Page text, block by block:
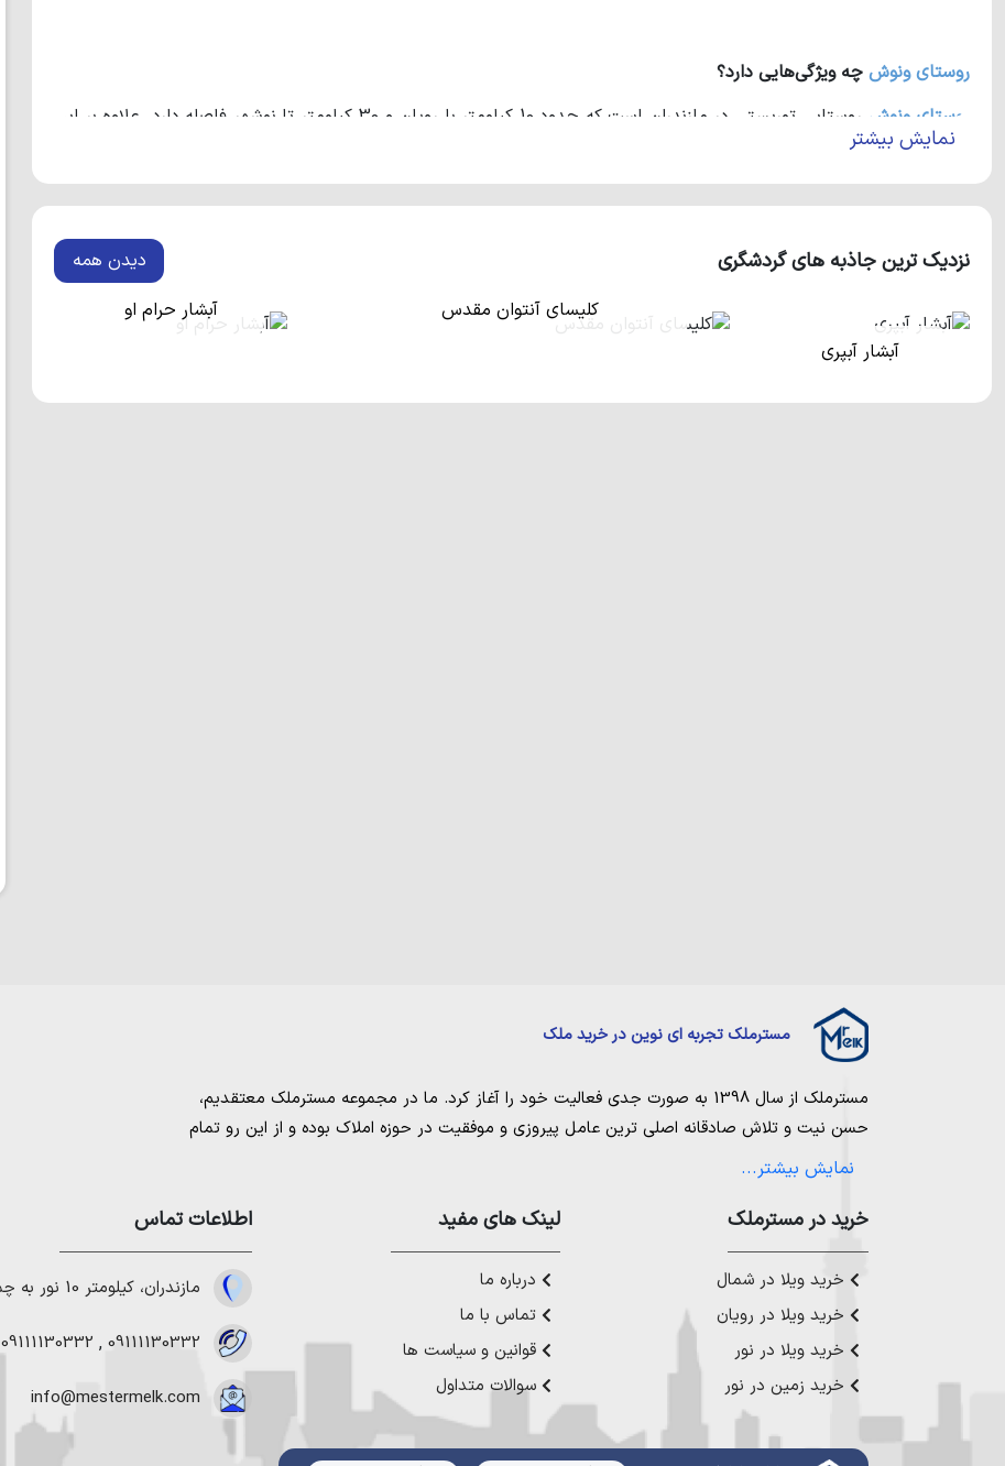
روستای ونوش چه ویژگی‌هایی دارد؟
روستای ونوش
روستایی توریستی در مازندران است که حدود 10 کیلومتر با رویان و 30 کیلومتر تا نوشهر فاصله دارد. علاوه بر این
باید بدانید که روستاهای وازیواز، حسن آباد و رویان در همسایگی این روستا واقع شده‌اند.
می‌توان به آبشار ونوش در جنوب روستا اشاره کرد. علاوه بر اینروستای ونوش
تا ارتفاعات علوی کلا حدود 6 کیلومتری فاصله دارد
نمایش بیشتر
نزدیک ترین جاذبه های گردشگری دیدن همه
آبشار آبپری
کلیسای آنتوان مقدس آبشار حرام او
مسترملک تجربه ای نوین در خرید ملک
مسترملک از سال 1398 به صورت جدی فعالیت خود را آغاز کرد. ما در مجموعه مسترملک معتقدیم،
حسن نیت و تلاش صادقانه اصلی ترین عامل پیروزی و موفقیت در حوزه املاک بوده و از این رو تمام
مساعی خویش را به کار میگیریم تا بتوانیم با صداقت کامل بهترین ها را برای مشتریانمان به ارمغان
ملک در شمال،خرید زمین در نور خرید زمین در چمستان،خرید زمین در نوشهر
خرید زمین در
رویان،خرید زمین در محمودآباد خرید ویلا در شمال،خرید ویلا در نور
خرید ویلا در
چمستان ،خرید ویلا در نوشهر خرید ویلا در محمودآبادو
میتوانیم به هموطنان
عزیز خدمت کنیم.
نمایش بیشتر...
خرید در مستر‌ملک
خرید ویلا در شمال
خرید ویلا در رویان
خرید ویلا در نور
خرید زمین در نور
لینک های مفید
درباره ما
تماس با ما
قوانین و سیاست ها
سوالات متداول
اطلاعات تماس
مازندران، کیلومتر 10 نور به چمستان
09111130332
,
09111130332
info@mestermelk.com